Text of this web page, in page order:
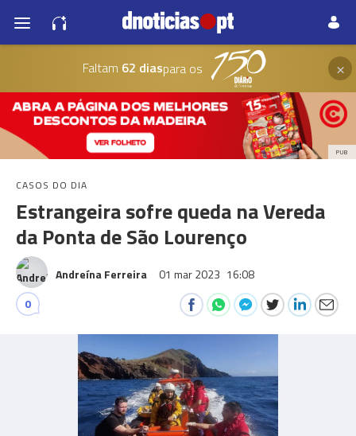
Faltam 62 diaspara os ×
PUB
CASOS DO DIA
Estrangeira sofre queda na Vereda
da Ponta de São Lourenço
Andreína Ferreira 01 mar 2023 16:08
0